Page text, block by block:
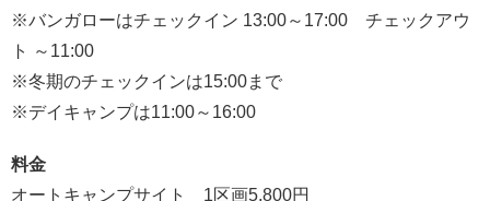
※バンガローはチェックイン 13:00～17:00 チェックアウ
ト ～11:00
※冬期のチェックインは15:00まで
※デイキャンプは11:00～16:00
料金
オートキャンプサイト 1区画5,800円